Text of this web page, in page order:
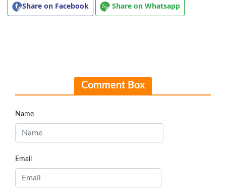
Share on Facebook Share on Whatsapp
Comment Box
Name
Email